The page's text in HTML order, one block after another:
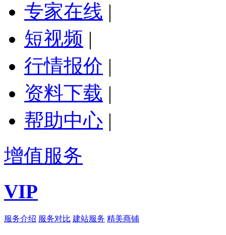
专家在线 |
短视频 |
行情报价 |
资料下载 |
帮助中心 |
增值服务
VIP
服务介绍 服务对比 建站服务 精美商铺